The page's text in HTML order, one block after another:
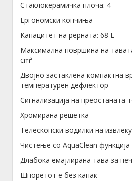
Стаклокерамичка плоча: 4
Ергономски копчиња
Капацитет на рерната: 68 L
Максимална површина на
cm²
Двојно застаклена компактна
температурен дефлектор
Сигнализација на преостаната
Хромирана решетка
Телескопски водилки на
Чистење со AquaClean функција
Длабока емајлирана тава за
Шпоретот е без капак